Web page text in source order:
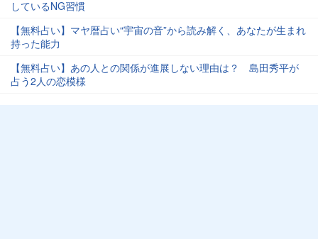
しているNG習慣
【無料占い】マヤ暦占い“宇宙の音”から読み解く、あなたが生まれ
持った能力
【無料占い】あの人との関係が進展しない理由は？ 島田秀平が
占う2人の恋模様